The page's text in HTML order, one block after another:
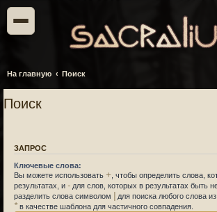
На главную Поиск
Поиск
ЗАПРОС
Ключевые слова:
Вы можете использовать + , чтобы определить слова,
результатах, и - для слов, которых в результатах быть
разделить слова символом | для поиска любого слова
*в качестве шаблона для частичного совпадения.